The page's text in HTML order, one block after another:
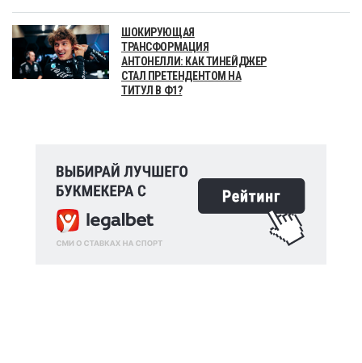
ШОКИРУЮЩАЯ
ТРАНСФОРМАЦИЯ
АНТОНЕЛЛИ: КАК ТИНЕЙДЖЕР
СТАЛ ПРЕТЕНДЕНТОМ НА
ТИТУЛ В Ф1?